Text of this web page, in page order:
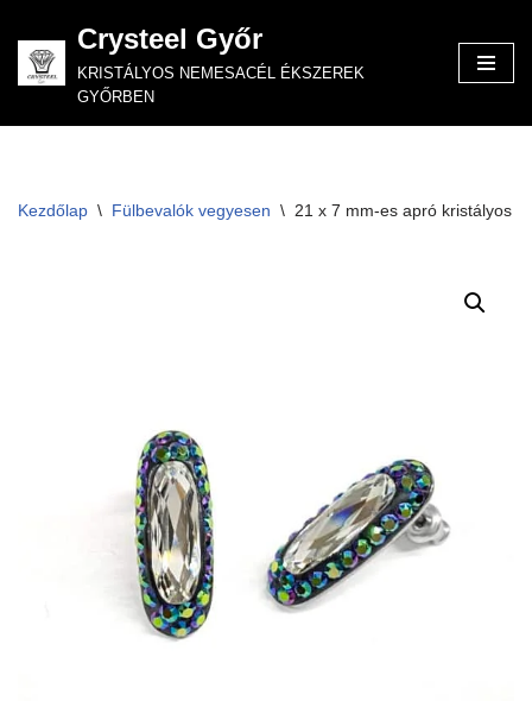
Skip
to
Crysteel Győr
KRISTÁLYOS NEMESACÉL ÉKSZEREK
GYŐRBEN
Kezdőlap \ Fülbevalók vegyesen \ 21 x 7 mm-es apró kristályos